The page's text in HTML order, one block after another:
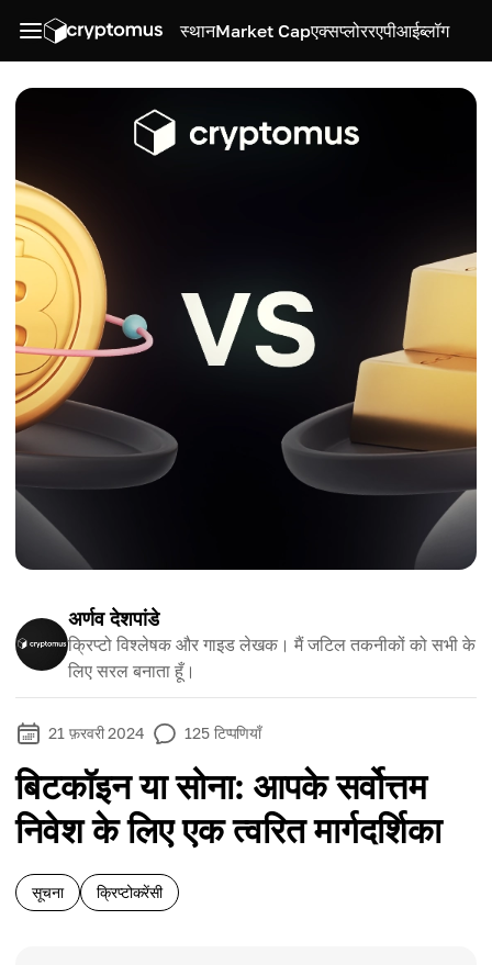
स्थानMarket Capएक्सप्लोररएपीआईब्लॉग
अर्णव देशपांडे
क्रिप्टो विश्लेषक और गाइड लेखक। मैं जटिल तकनीकों को सभी के
लिए सरल बनाता हूँ।
21 फ़रवरी 2024 125 टिप्पणियाँ
बिटकॉइन या सोना: आपके सर्वोत्तम
निवेश के लिए एक त्वरित मार्गदर्शिका
सूचना क्रिप्टोकरेंसी